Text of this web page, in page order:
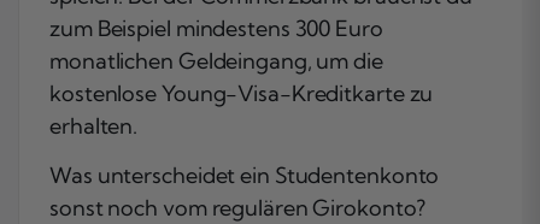
zum Beispiel mindestens 300 Euro
monatlichen Geldeingang, um die
kostenlose Young-Visa-Kreditkarte zu
erhalten.
Was unterscheidet ein Studentenkonto
sonst noch vom regulären Girokonto?